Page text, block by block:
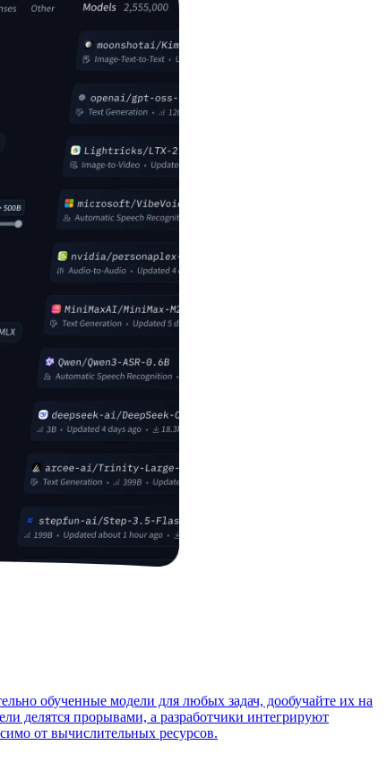
обученные модели для любых задач, дообучайте их на
делятся прорывами, а разработчики интегрируют
от вычислительных ресурсов.